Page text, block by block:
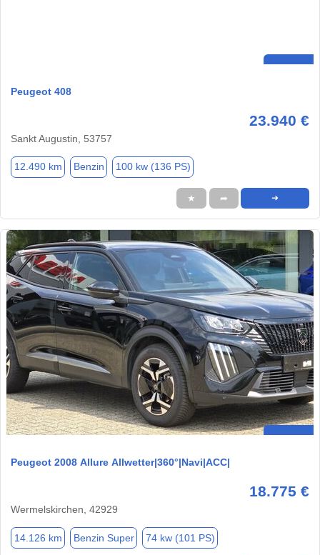
Peugeot 408
23.940 €
Sankt Augustin, 53757
12.490 km Benzin 100 kw (136 PS)
★ ➦ ➜
Peugeot 2008 Allure Allwetter|360°|Navi|ACC|
18.775 €
Wermelskirchen, 42929
14.126 km Benzin Super 74 kw (101 PS)